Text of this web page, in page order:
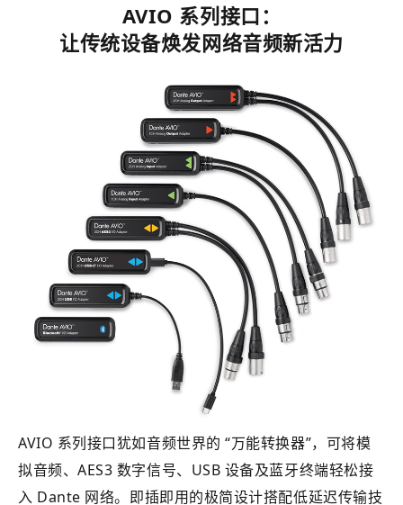
AVIO 系列接口：
让传统设备焕发网络音频新活力
AVIO 系列接口犹如音频世界的 “万能转换器”，可将模
拟音频、AES3 数字信号、USB 设备及蓝牙终端轻松接
入 Dante 网络。即插即用的极简设计搭配低延迟传输技